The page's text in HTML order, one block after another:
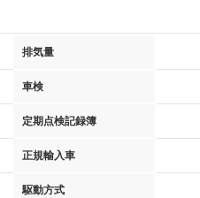
排気量
車検
定期点検記録簿
正規輸入車
駆動方式